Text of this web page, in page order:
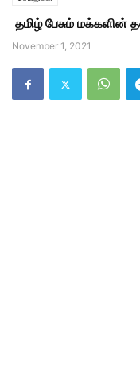
தமிழ் பேசும் மக்களின்
November 1, 2021